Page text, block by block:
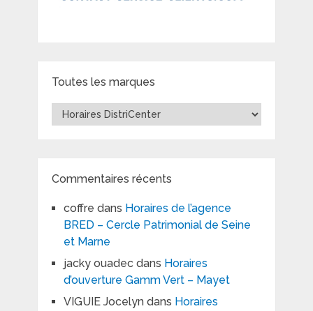
Toutes les marques
Toutes
les
Commentaires récents
coffre dans Horaires de l’agence
BRED – Cercle Patrimonial de Seine
et Marne
jacky ouadecdans Horaires
d’ouverture Gamm Vert – Mayet
VIGUIE Jocelyndans Horaires